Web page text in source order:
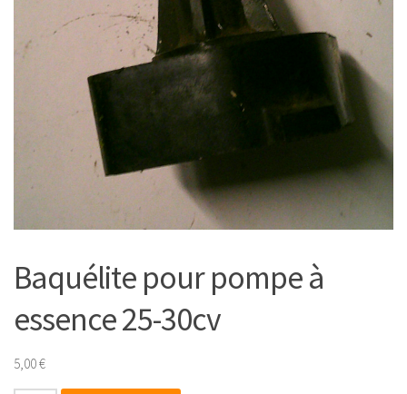
Baquélite pour pompe à
essence 25-30cv
5,00€